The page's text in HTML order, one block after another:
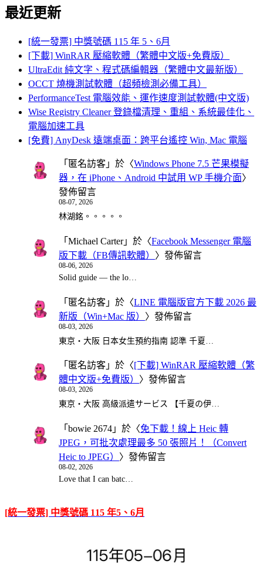
最近更新
[統一發票] 中獎號碼 115 年 5、6月
[下載] WinRAR 壓縮軟體（繁體中文版+免費版）
UltraEdit 純文字、程式碼編輯器（繁體中文最新版）
OCCT 燒機測試軟體（超頻檢測必備工具）
PerformanceTest 電腦效能、運作速度測試軟體(中文版)
Wise Registry Cleaner 登錄檔清理、重組、系統最佳化、
電腦加速工具
[免費] AnyDesk 遠端桌面：跨平台遙控 Win, Mac 電腦
「 匿名訪客 」於〈Windows Phone 7.5 芒果模擬
器，在 iPhone、Android 中試用 WP 手機介面〉
發佈留言
08-07, 2026
林湖銘。。。。。
「 Michael Carter」於〈Facebook Messenger 電腦
版下載（FB傳訊軟體） 〉發佈留言
08-06, 2026
Solid guide — the lo…
「 匿名訪客 」於〈LINE 電腦版官方下載 2026 最
新版（Win+Mac 版） 〉發佈留言
08-03, 2026
東京・大阪 日本女生預約指南 認準 千夏…
「 匿名訪客 」於〈[下載] WinRAR 壓縮軟體（繁
體中文版+免費版） 〉發佈留言
08-03, 2026
東京・大阪 高級派遣サービス 【千夏の伊…
「 bowie 2674 」於〈免下載！線上 Heic 轉
JPEG，可批次處理最多 50 張照片！（Convert
Heic to JPEG） 〉發佈留言
08-02, 2026
Love that I can batc…
[統一發票] 中獎號碼 115 年5、6月